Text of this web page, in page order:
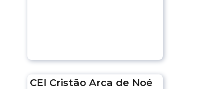
CEI Cristão Arca de Noé